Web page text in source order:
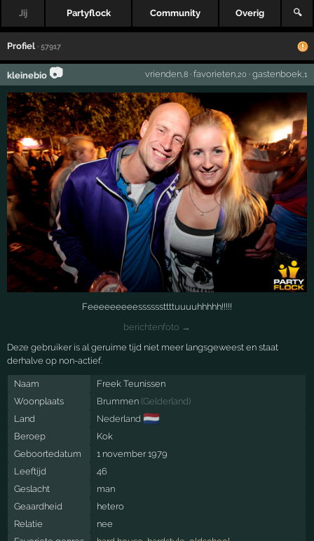
Jij Partyflock Community Overig 🔍
Profiel · 57917
kleinebio 📷 vrienden,8· favorieten,20 · gastenboek ,1
Feeeeeeeeessssssttttuuuuhhhhh!!!!!
berichtenfoto →
Deze gebruiker is al geruime tijd niet meer langsgeweest en staat
derhalve op non-actief.
Naam
Freek Teunissen
Woonplaats
Brummen (Gelderland)
Land
Nederland 🇳🇱
Beroep
Kok
Geboortedatum
1 november 1979
Leeftijd
46
Geslacht
man
Geaardheid
hetero
Relatie
nee